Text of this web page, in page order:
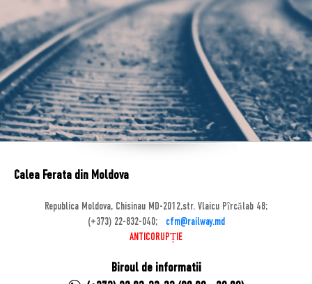
Calea Ferata din Moldova
Republica Moldova, Chisinau MD-2012,str. Vlaicu Pîrcălab 48;
(+373) 22-832-040;
cfm@railway.md
ANTICORUPȚIE
Biroul de informatii